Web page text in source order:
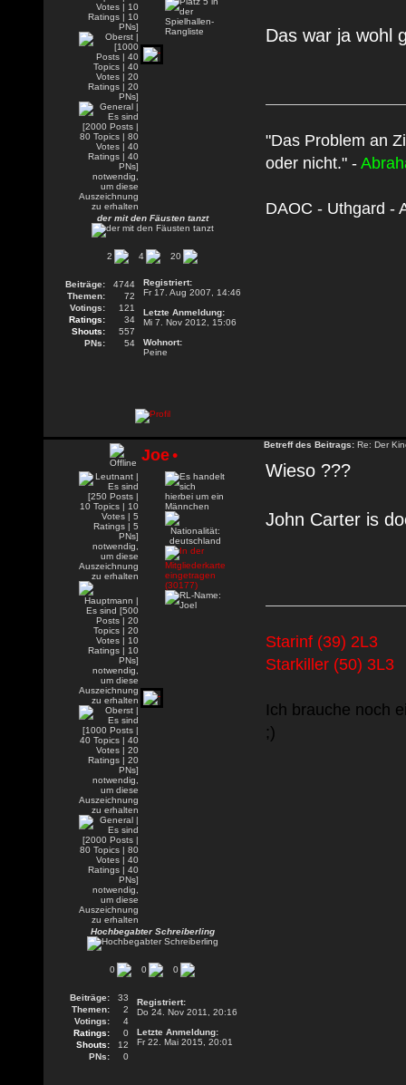
der mit den Fäusten tanzt
2 4 20
Beiträge:
4744
Themen:
72
Votings:
121
Ratings:
34
Shouts:
557
PNs:
54
Registriert:
Fr 17. Aug 2007, 14:46
Letzte Anmeldung:
Mi 7. Nov 2012, 15:06
Wohnort:
Peine
Das war ja wohl
"Das Problem an
oder nicht." -
DAOC - Uthgard -
Joe•
Hochbegabter Schreiberling
0 0 0
Beiträge:
33
Themen:
2
Votings:
4
Ratings:
0
Shouts:
12
PNs:
0
Registriert:
Do 24. Nov 2011, 20:16
Letzte Anmeldung:
Fr 22. Mai 2015, 20:01
Betreff des Beitrags: Re: Der
Wieso ???
John Carter is
Starinf (39) 2L3
Starkiller (50) 3L3
Ich brauche noch
;)